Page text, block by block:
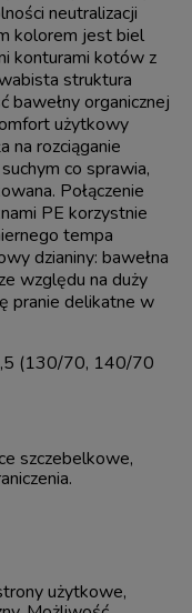
neutralizacji
kolorem jest biel
konturami kotów z
struktura
bawełny organicznej
użytkowy
na rozciąganie
co sprawia,
Połączenie
PE korzystnie
tempa
dzianiny: bawełna
względu na duży
pranie delikatne w
(130/70, 140/70
szczebelkowe,
użytkowe,